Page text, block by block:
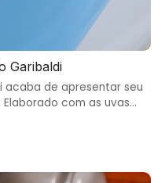
Garibaldi
acaba de apresentar seu
Elaborado com as uvas…